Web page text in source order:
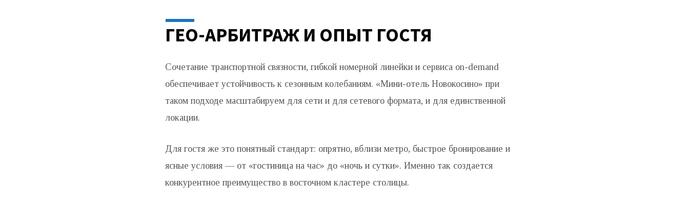
ГЕО-АРБИТРАЖ И ОПЫТ ГОСТЯ
Сочетание транспортной связности, гибкой номерной линейки и сервиса on-demand
обеспечивает устойчивость к сезонным колебаниям. «Мини-отель Новокосино» при
таком подходе масштабируем для сети и для сетевого формата, и для единственной
локации.
Для гостя же это понятный стандарт: опрятно, вблизи метро, быстрое бронирование и
ясные условия — от «гостиница на час» до «ночь и сутки». Именно так создается
конкурентное преимущество в восточном кластере столицы.